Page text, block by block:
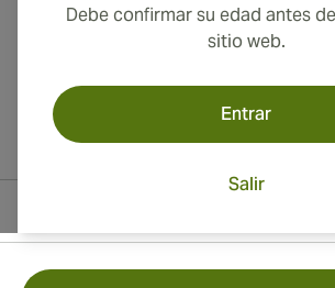
Debe confirmar su edad antes
sitio web.
Entrar
Salir